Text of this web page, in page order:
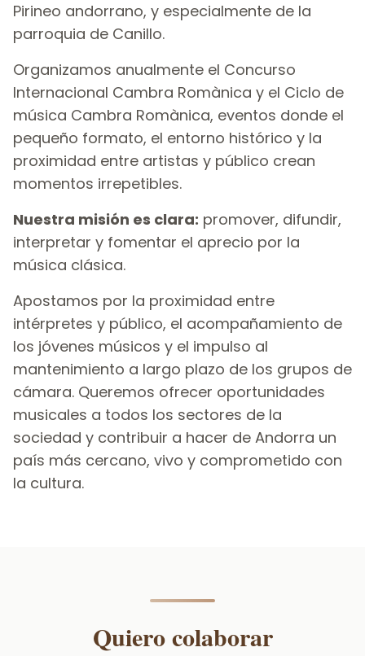
Pirineo andorrano, y especialmente de la
parroquia de Canillo.
Organizamos anualmente el Concurso
Internacional Cambra Romànica y el Ciclo de
música Cambra Romànica, eventos donde el
pequeño formato, el entorno histórico y la
proximidad entre artistas y público crean
momentos irrepetibles.
Nuestra misión es clara: promover, difundir,
interpretar y fomentar el aprecio por la
música clásica.
Apostamos por la proximidad entre
intérpretes y público, el acompañamiento de
los jóvenes músicos y el impulso al
mantenimiento a largo plazo de los grupos de
cámara. Queremos ofrecer oportunidades
musicales a todos los sectores de la
sociedad y contribuir a hacer de Andorra un
país más cercano, vivo y comprometido con
la cultura.
Quiero colaborar